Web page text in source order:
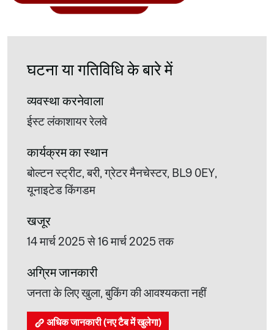
घटना या गतिविधि के बारे में
व्यवस्था करनेवाला
ईस्ट लंकाशायर रेलवे
कार्यक्रम का स्थान
बोल्टन स्ट्रीट, बरी, ग्रेटर मैनचेस्टर, BL9 0EY,
यूनाइटेड किंगडम
खजूर
14 मार्च 2025 से 16 मार्च 2025 तक
अग्रिम जानकारी
जनता के लिए खुला, बुकिंग की आवश्यकता नहीं
अधिक जानकारी (नए टैब में खुलेगा)